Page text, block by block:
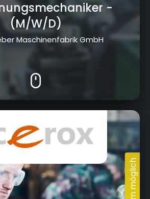
-
(M/W/D)
Maschinenfabrik GmbH